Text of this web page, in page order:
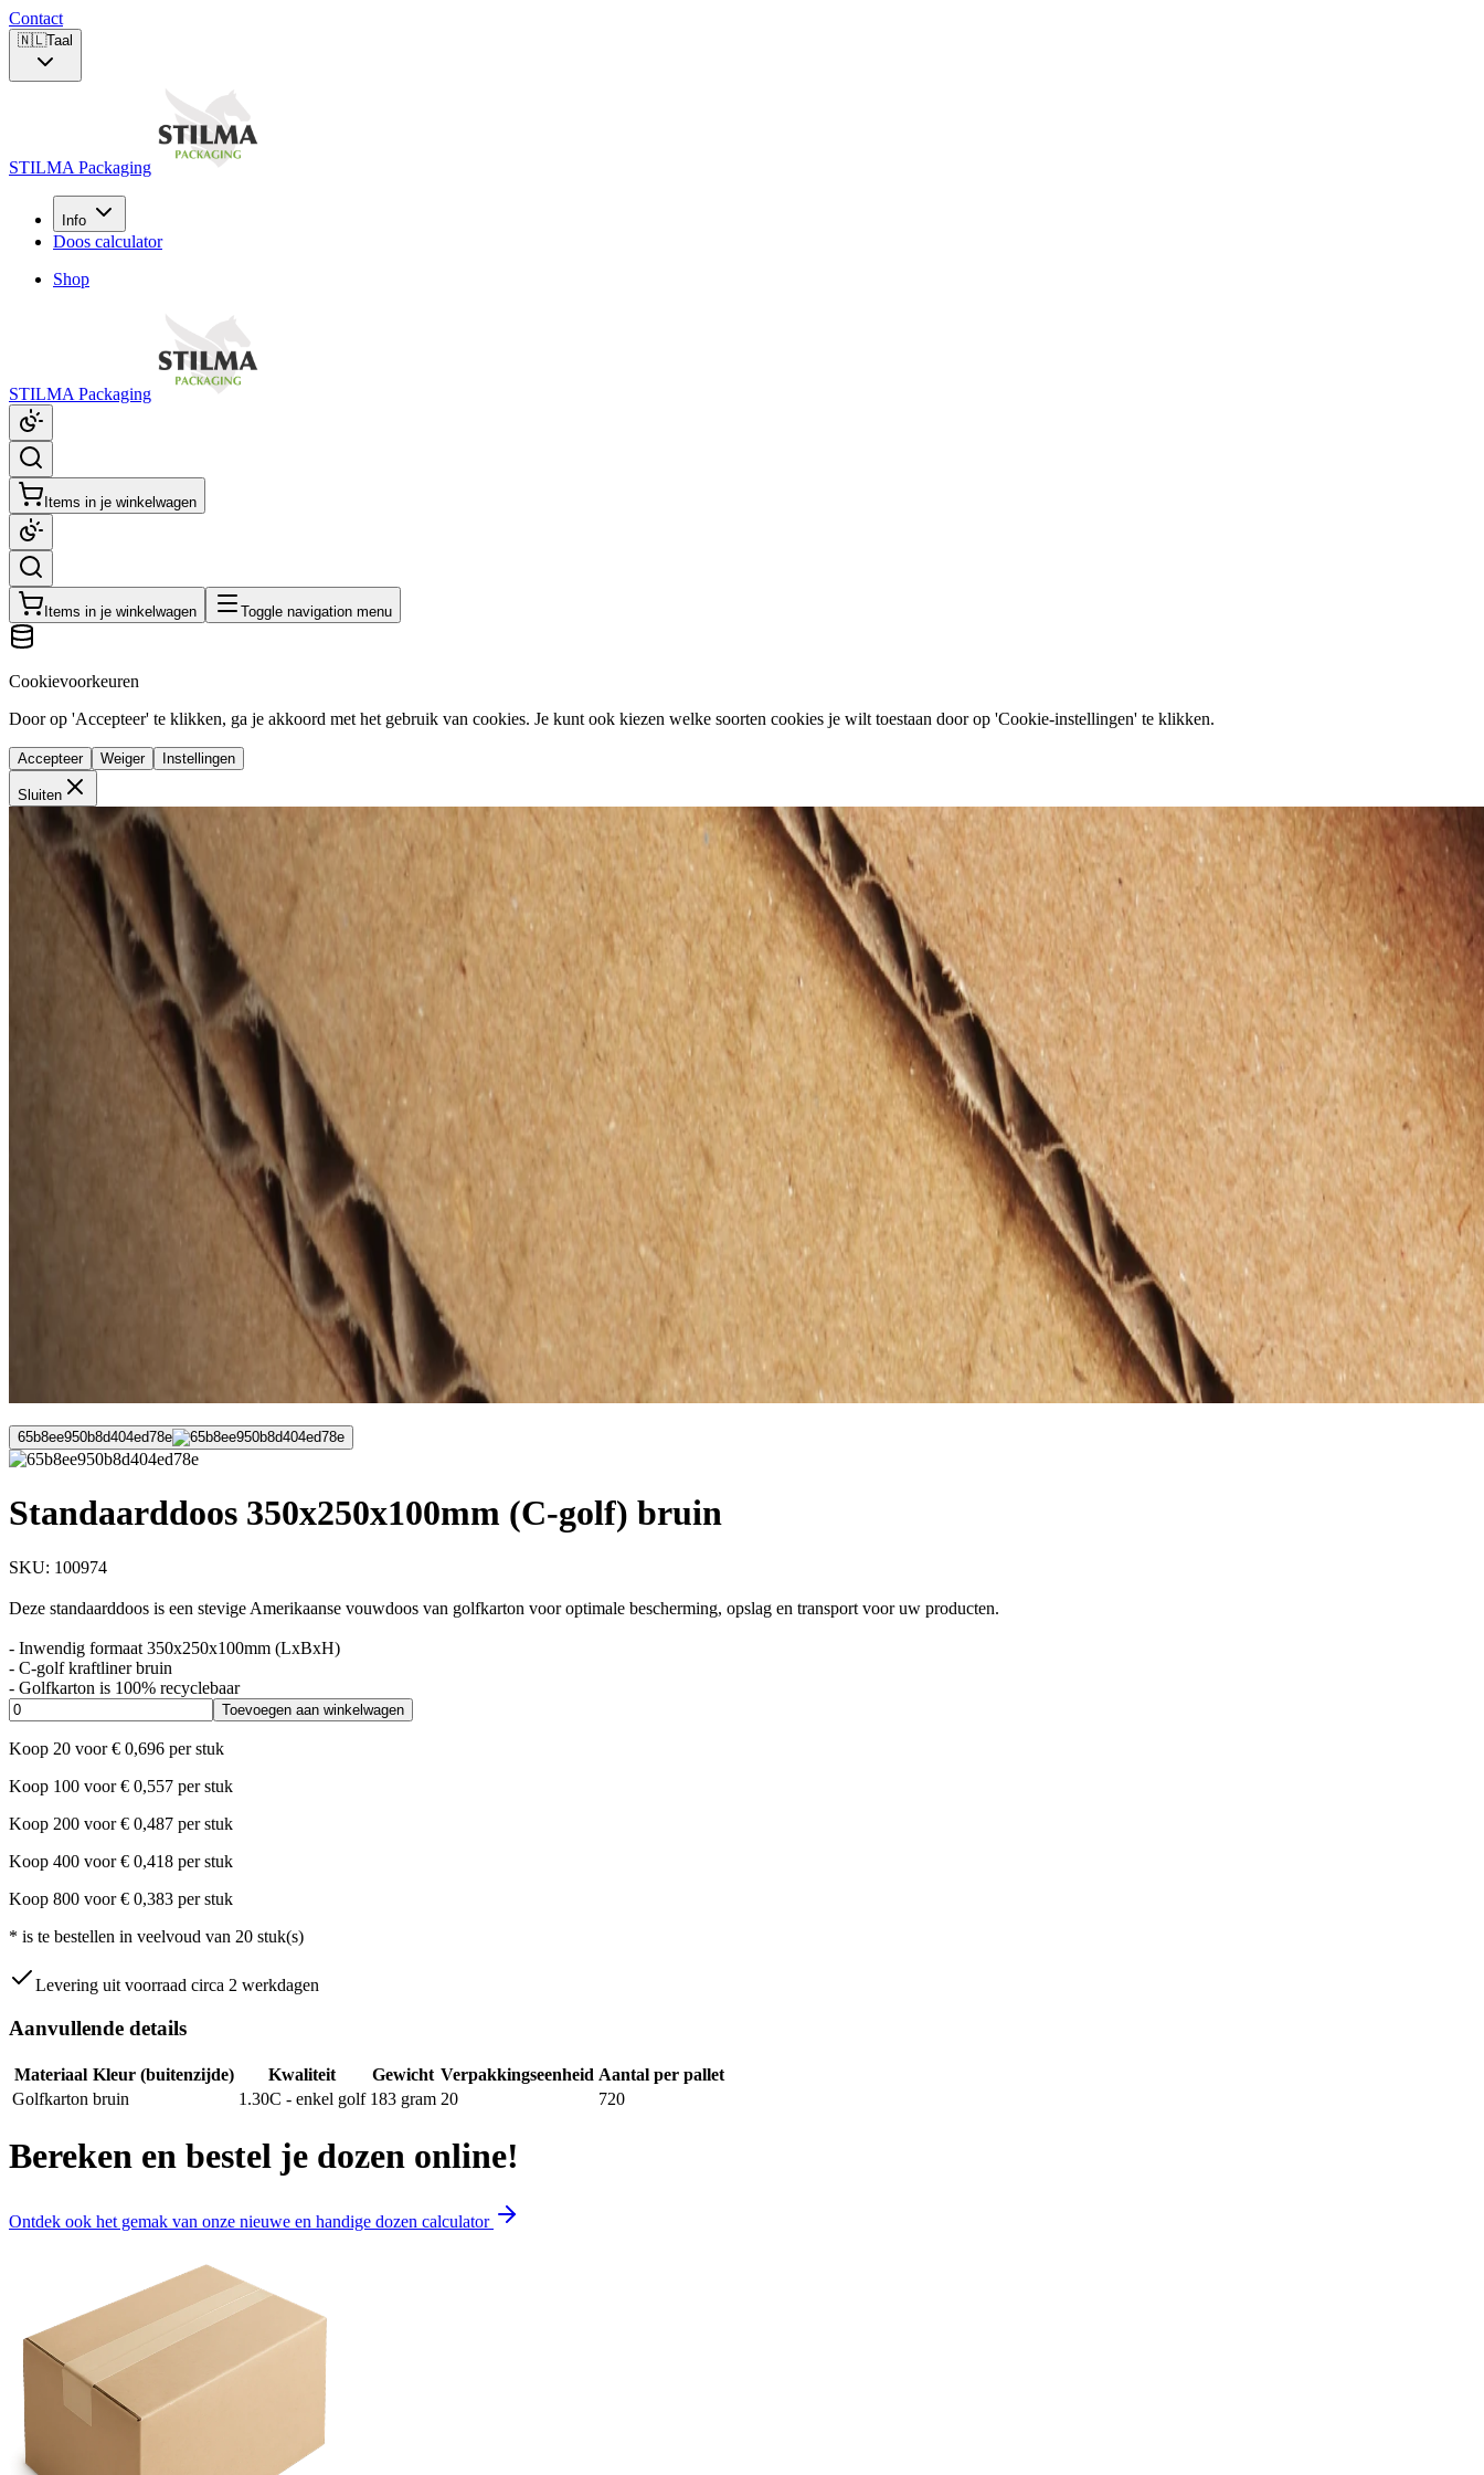
Contact
🇳🇱Taal
STILMA Packaging
Info
Doos calculator
Shop
STILMA Packaging
Items in je winkelwagen
Items in je winkelwagen Toggle navigation menu
Cookievoorkeuren
Door op 'Accepteer' te klikken, ga je akkoord met het gebruik van cookies. Je kunt ook kiezen welke soorten cookies je wilt toestaan door op 'Cookie-instellingen' te klikken.
Accepteer Weiger Instellingen
Sluiten
65b8ee950b8d404ed78e
Standaarddoos 350x250x100mm (C-golf) bruin
SKU: 100974
Deze standaarddoos is een stevige Amerikaanse vouwdoos van golfkarton voor optimale bescherming, opslag en transport voor uw producten.
- Inwendig formaat 350x250x100mm (LxBxH)
- C-golf kraftliner bruin
- Golfkarton is 100% recyclebaar
Toevoegen aan winkelwagen
Koop 20 voor € 0,696 per stuk
Koop 100 voor € 0,557 per stuk
Koop 200 voor € 0,487 per stuk
Koop 400 voor € 0,418 per stuk
Koop 800 voor € 0,383 per stuk
* is te bestellen in veelvoud van 20 stuk(s)
Levering uit voorraad circa 2 werkdagen
Aanvullende details
Materiaal Kleur (buitenzijde) Kwaliteit Gewicht Verpakkingseenheid Aantal per pallet
Golfkarton bruin 1.30C - enkel golf 183 gram 20 720
Bereken en bestel je dozen online!
Ontdek ook het gemak van onze nieuwe en handige dozen calculator